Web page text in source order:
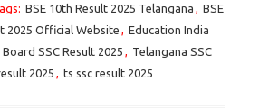
BSE 10th Result 2025 Telangana , BSE
2025 Official Website , Education India
SSC Result 2025 , Telangana SSC
2025 , ts ssc result 2025